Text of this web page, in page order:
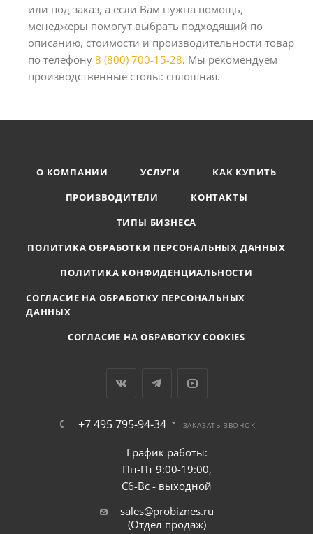
или под заказ, а если Вам нужна помощь,
менеджеры помогут выбрать подходящий по
описанию, стоимости и производительности товар
по телефону 8 (800) 700-15-28. Мы рекомендуем
производственные столы: сплошная.
О КОМПАНИИ УСЛУГИ
КАК КУПИТЬ
ПРОИЗВОДИТЕЛИ
КОНТАКТЫ
ТИПЫ БИЗНЕСА
ПОЛИТИКА ОБРАБОТКИ ПЕРСОНАЛЬНЫХ ДАННЫХ
ПОЛИТИКА КОНФИДЕНЦИАЛЬНОСТИ
СОГЛАСИЕ НА ОБРАБОТКУ ПЕРСОНАЛЬНЫХ
ДАННЫХ
СОГЛАСИЕ НА ОБРАБОТКУ COOKIES
+7 495 795-94-34 ЗАКАЗАТЬ ЗВОНОК
График работы:
Пн-Пт 9:00-19:00,
Сб-Вс - выходной
sales@probiznes.ru
(Отдел продаж)